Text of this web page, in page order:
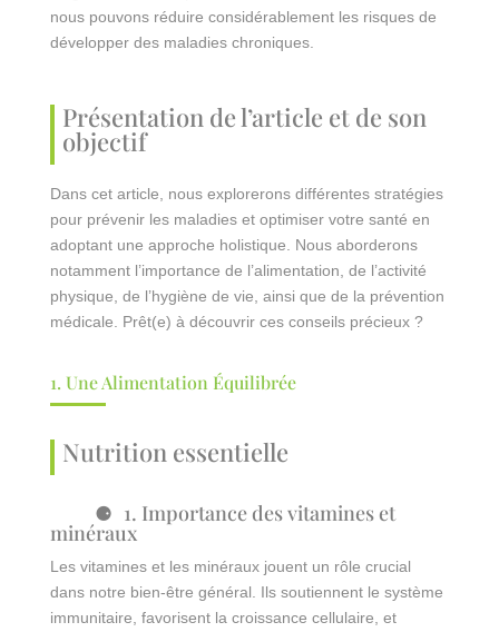
nous pouvons réduire considérablement les risques de
développer des maladies chroniques.
Présentation de l’article et de son
objectif
Dans cet article, nous explorerons différentes stratégies
pour prévenir les maladies et optimiser votre santé en
adoptant une approche holistique. Nous aborderons
notamment l’importance de l’alimentation, de l’activité
physique, de l’hygiène de vie, ainsi que de la prévention
médicale. Prêt(e) à découvrir ces conseils précieux ?
1. Une Alimentation Équilibrée
Nutrition essentielle
1. Importance des vitamines et
minéraux
Les vitamines et les minéraux jouent un rôle crucial
dans notre bien-être général. Ils soutiennent le système
immunitaire, favorisent la croissance cellulaire, et